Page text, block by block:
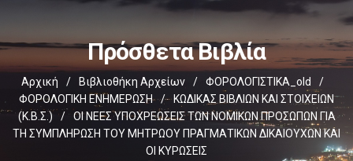
Πρόσθετα Βιβλία
Αρχική / Βιβλιοθήκη Αρχείων / ΦΟΡΟΛΟΓΙΣΤΙΚΑ_old
/
ΦΟΡΟΛΟΓΙΚΗ ΕΝΗΜΕΡΩΣΗ
/
ΚΩΔΙΚΑΣ ΒΙΒΛΙΩΝ ΚΑΙ ΣΤΟΙΧΕΙΩΝ
(Κ.Β.Σ.)
/
ΟΙ ΝΕΕΣ ΥΠΟΧΡΕΩΣΕΙΣ ΤΩΝ ΝΟΜΙΚΩΝ ΠΡΟΣΩΠΩΝ ΓΙΑ
ΤΗ ΣΥΜΠΛΗΡΩΣΗ ΤΟΥ ΜΗΤΡΩΟΥ ΠΡΑΓΜΑΤΙΚΩΝ ΔΙΚΑΙΟΥΧΩΝ ΚΑΙ
ΟΙ ΚΥΡΩΣΕΙΣ